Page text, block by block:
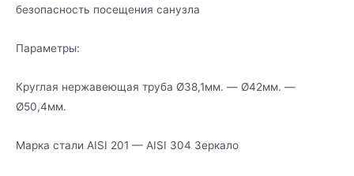
безопасность посещения санузла
Параметры:
Круглая нержавеющая труба Ø38,1мм. — Ø42мм. —
Ø50,4мм.
Марка стали AISI 201 — AISI 304 Зеркало